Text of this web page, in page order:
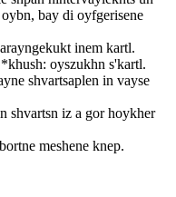
bay di oyfgerisene
inem kartl.
oyszukhn s'kartl.
shvartsaplen in vayse
shvartsn iz a gor hoykher
meshene knep.